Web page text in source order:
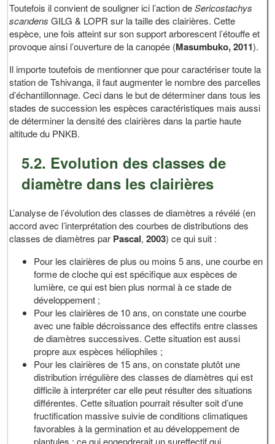
Toutefois il convient de souligner ici l’action deSericostachys
scandens GILG & LOPR sur la taille des clairières. Cette
espèce, une fois atteint sur son support arborescent l’étouffe et
provoque ainsi l’ouverture de la canopée (Masumbuko, 2011).
Il importe toutefois de mentionner que pour caractériser toute la
station de Tshivanga, il faut augmenter le nombre des parcelles
d’échantillonnage. Ceci dans le but de déterminer dans tous les
stades de succession les espèces caractéristiques mais aussi
de déterminer la densité des clairières dans la partie haute
altitude du PNKB.
5.2. Evolution des classes de
diamètre dans les clairières
L’analyse de l’évolution des classes de diamètres a révélé (en
accord avec l’interprétation des courbes de distributions des
classes de diamètres par Pascal,2003) ce qui suit :
Pour les clairières de plus ou moins 5 ans, une courbe en
forme de cloche qui est spécifique aux espèces de
lumière, ce qui est bien plus normal à ce stade de
développement ;
Pour les clairières de 10 ans, on constate une courbe
avec une faible décroissance des effectifs entre classes
de diamètres successives. Cette situation est aussi
propre aux espèces héliophiles ;
Pour les clairières de 15 ans, on constate plutôt une
distribution irrégulière des classes de diamètres qui est
difficile à interpréter car elle peut résulter des situations
différentes. Cette situation pourrait résulter soit d’une
fructification massive suivie de conditions climatiques
favorables à la germination et au développement de
plantules ; ce qui engendrerait un sureffectif qui